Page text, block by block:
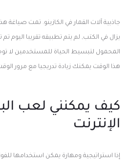
جاذبية آلات القمار في الكازينو. تمت صياغة
يزال في الكتب, لم يتم تطبيقه تقريبا اليوم
المحمول لتبسيط الحياة للمستخدمين لا
هذا الوقت يمكنك زيادة تدريجيا مع مرور
كيف يمكنني لعب
الإنترنت
إذا استراتيجية ومهارة يمكن استخدامها